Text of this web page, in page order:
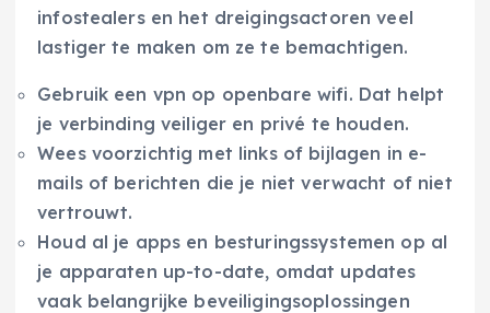
infostealers en het dreigingsactoren veel
lastiger te maken om ze te bemachtigen.
Gebruik een vpn op openbare wifi. Dat helpt
je verbinding veiliger en privé te houden.
Wees voorzichtig met links of bijlagen in e-
mails of berichten die je niet verwacht of niet
vertrouwt.
Houd al je apps en besturingssystemen op al
je apparaten up-to-date, omdat updates
vaak belangrijke beveiligingsoplossingen